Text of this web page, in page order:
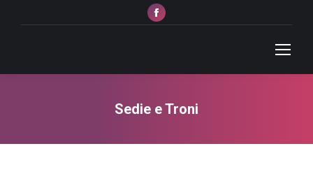
Facebook
page
window
Sedie e Troni